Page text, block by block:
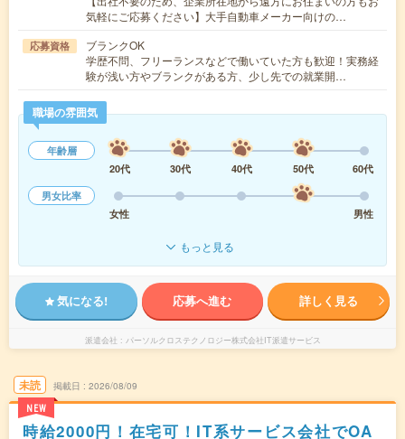
気軽にご応募ください】大手自動車メーカー向けの…
応募資格
ブランクOK
学歴不問、フリーランスなどで働いていた方も歓迎！実務経
験が浅い方やブランクがある方、少し先での就業開…
職場の雰囲気
年齢層
20代
30代 40代 50代
60代
男女比率
女性
男性
もっと見る
気になる! 応募へ進む 詳しく見る
派遣会社 パーソルクロステクノロジー株式会社IT派遣サービス
未読
NEW
掲載日 2026/08/09
時給2000円！在宅可！IT系サービス会社でOA